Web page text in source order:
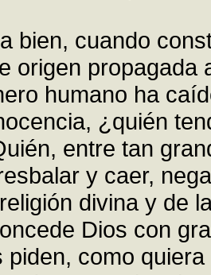
bien, cuando
origen
humano ha
¿quién
entre tan
y caer,
divina y de
Dios con
piden, como